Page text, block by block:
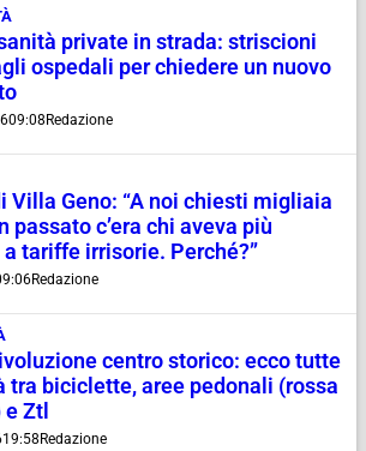
private in strada: striscioni
ospedali per chiedere un nuovo
09:08 Redazione
Villa Geno: “A noi chiesti migliaia
passato c’era chi aveva più
tariffe irrisorie. Perché?”
Redazione
centro storico: ecco tutte
tra biciclette, aree pedonali (rossa
Ztl
19:58 Redazione